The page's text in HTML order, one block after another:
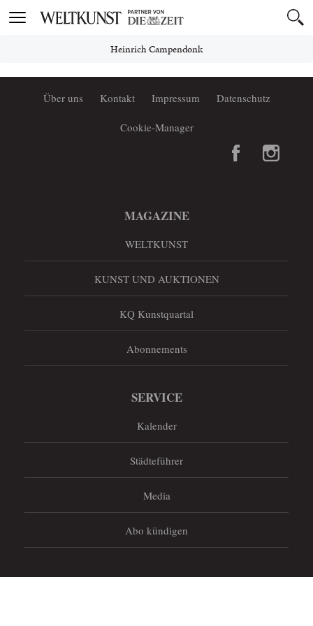
Toggle
Heinrich Campendonk
Über uns Kontakt Impressum Datenschutz
Cookie-Manager
MAGAZINE
WELTKUNST
KUNST UND AUKTIONEN
KQ Kunstquartal
Abonnements
SERVICE
Kalender
Städteführer
Media
Abo kündigen